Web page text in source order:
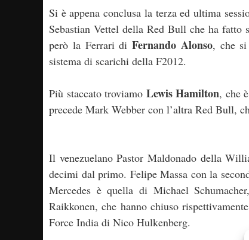
Si è appena conclusa la terza ed ultima
Sebastian Vettel della Red Bull che ha
però la Ferrari diFernando Alonso, che si
sistema di scarichi della F2012.
Più staccato troviamo Lewis Hamilton, che
precede Mark Webber con l’altra Red Bull,
Il venezuelano Pastor Maldonado della
decimi dal primo. Felipe Massa con la
Mercedes è quella di Michael
Raikkonen, che hanno chiuso
Force India di Nico Hulkenberg.